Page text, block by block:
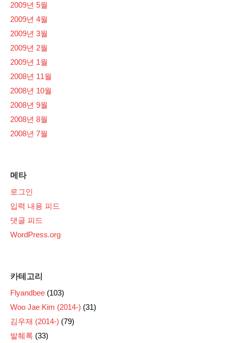
2009년 5월
2009년 4월
2009년 3월
2009년 2월
2009년 1월
2008년 11월
2008년 10월
2008년 9월
2008년 8월
2008년 7월
메타
로그인
입력 내용 피드
댓글 피드
WordPress.org
카테고리
Flyandbee (103)
Woo Jae Kim (2014-) (31)
김우재 (2014-) (79)
발췌록 (33)